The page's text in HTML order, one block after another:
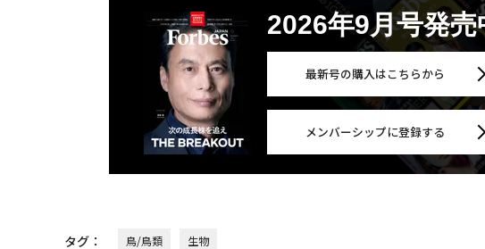
2026年9月号発売
最新号の購入はこちらから
メンバーシップに登録する
タグ： 鳥/鳥類 生物